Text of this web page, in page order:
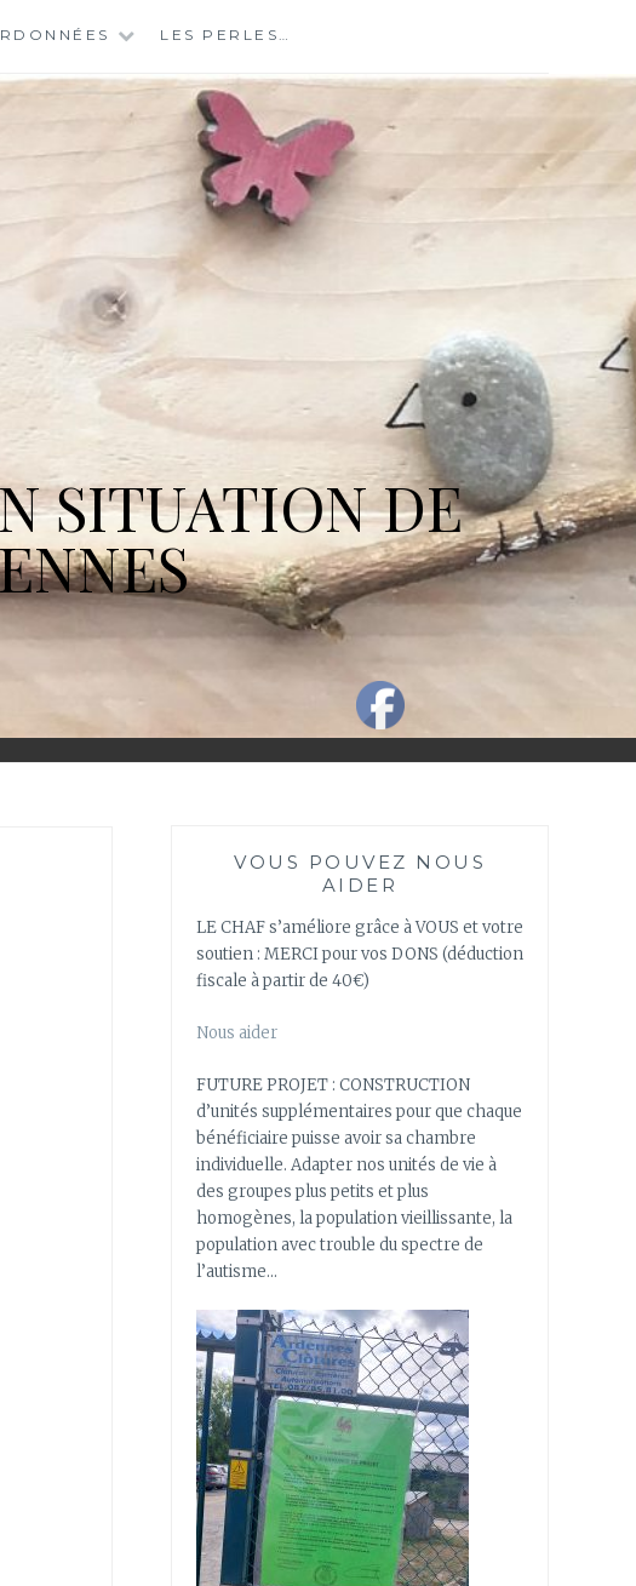
LES PERLES…
SITUATION DE
VOUS POUVEZ NOUS
AIDER
LE CHAF s’améliore grâce à VOUS et votre
soutien : MERCI pour vos DONS (déduction
fiscale à partir de 40€)
Nous aider
FUTURE PROJET : CONSTRUCTION
d’unités supplémentaires pour que chaque
bénéficiaire puisse avoir sa chambre
individuelle. Adapter nos unités de vie à
des groupes plus petits et plus
homogènes, la population vieillissante, la
population avec trouble du spectre de
l’autisme…